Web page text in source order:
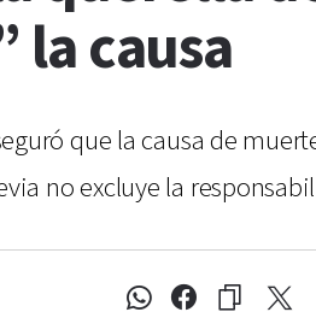
la causa
que la causa de
no excluye la